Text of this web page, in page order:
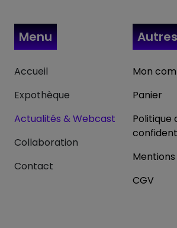
Menu
Accueil
Expothèque
Actualités & Webcast
Collaboration
Contact
Autres
Mon
Panier
Politique
CGV